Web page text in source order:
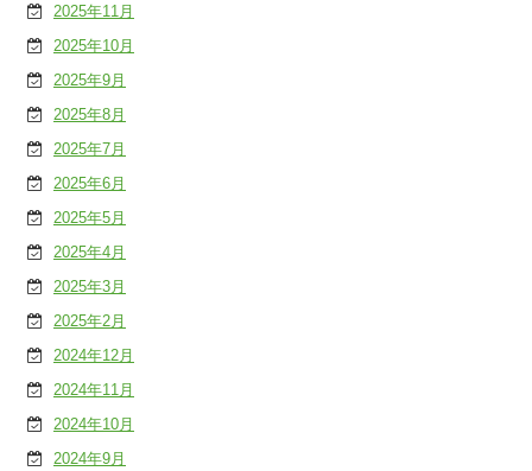
2025年11月
2025年10月
2025年9月
2025年8月
2025年7月
2025年6月
2025年5月
2025年4月
2025年3月
2025年2月
2024年12月
2024年11月
2024年10月
2024年9月